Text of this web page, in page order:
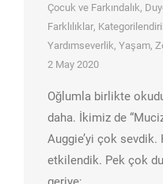
Çocuk ve Farkındalık,
Farklılıklar,
Yardımseverlik, Yaşam,
2 May 2020
Oğlumla birlikte
daha. İkimiz de
Auggie’yi çok
etkilendik. Pek çok